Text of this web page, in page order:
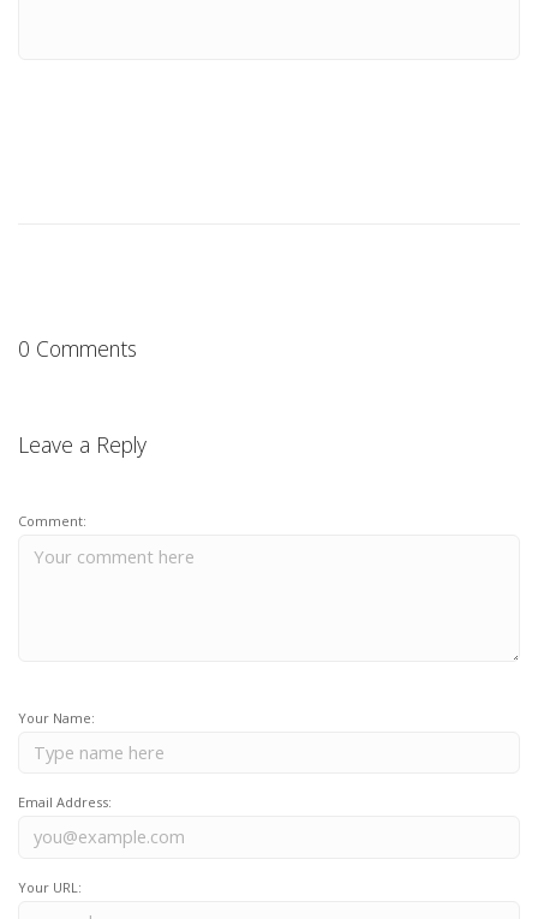
0 Comments
Leave a Reply
Comment:
Your Name:
Email Address:
Your URL: